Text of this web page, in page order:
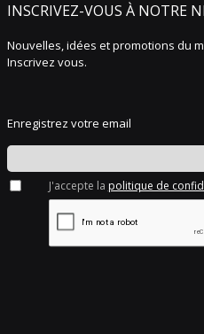
INSCRIVEZ-VOUS À NOTRE
Nouvelles, idées et promotions du
Inscrivez vous.
Enregistrez votre email
J'accepte la politique de